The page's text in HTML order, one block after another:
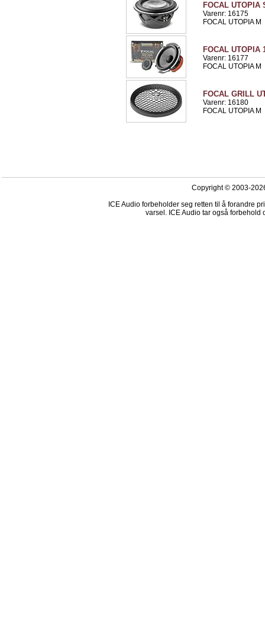
FOCAL UTOPIA
Varenr: 16175
FOCAL UTOPIA M
FOCAL UTOPIA
Varenr: 16177
FOCAL UTOPIA M
FOCAL GRILL
Varenr: 16180
FOCAL UTOPIA M
Copyright © 2003-
ICE Audio forbeholder seg retten til å forandre
varsel. ICE Audio tar også forbehold